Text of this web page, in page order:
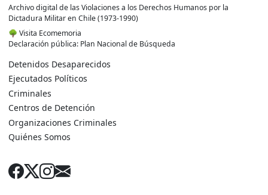
Archivo digital de las Violaciones a los Derechos Humanos por la
Dictadura Militar en Chile (1973-1990)
🌳 Visita Ecomemoria
Declaración pública: Plan Nacional de Búsqueda
Detenidos Desaparecidos
Ejecutados Políticos
Criminales
Centros de Detención
Organizaciones Criminales
Quiénes Somos